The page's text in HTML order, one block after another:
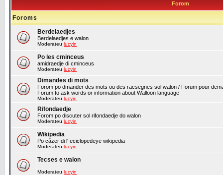
Forom
Foroms
Berdelaedjes
Berdelaedjes e walon
Moderateu lucyin
Po les cminceus
amidraedje di cminceus
Moderateu lucyin
Dimandes di mots
Forom po dmander des mots ou des racsegnes sol walon / Forum pour
Forum to ask words or information about Walloon language
Moderateu lucyin
Rifondaedje
Forom po discuter sol rifondaedje do walon
Moderateu lucyin
Wikipedia
Po cåzer di l' eciclopedeye wikipedia
Moderateu lucyin
Tecses e walon
Moderateu lucyin